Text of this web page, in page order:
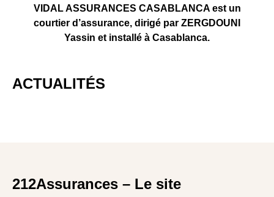
VIDAL ASSURANCES CASABLANCA est un
courtier d’assurance, dirigé par ZERGDOUNI
Yassin et installé à Casablanca.
ACTUALITÉS
212Assurances – Le site